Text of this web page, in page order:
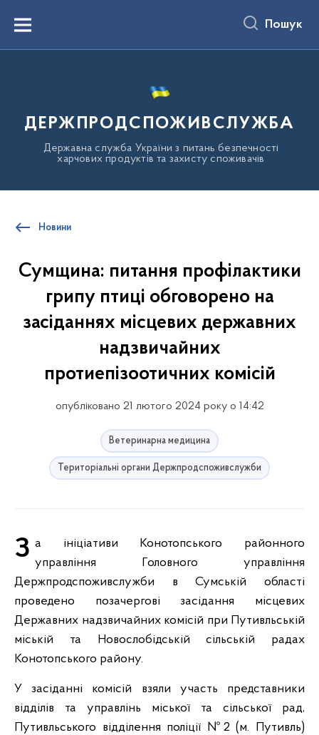
вмістуMenu Пошук
ДЕРЖПРОДСПОЖИВСЛУЖБА
Державна служба України з питань безпечності
харчових продуктів та захисту споживачів
Новини
Сумщина: питання профілактики
грипу птиці обговорено на
засіданнях місцевих державних
надзвичайних
протиепізоотичних комісій
опубліковано 21 лютого 2024 року о 14:42
Ветеринарна медицина
Територіальні органи Держпродспоживслужби
За ініціативи Конотопського районного управління Головного управління
Держпродспоживслужби в Сумській області
проведено позачергові засідання місцевих
Державних надзвичайних комісій при Путивльській
міській та Новослобідській сільській радах
Конотопського району.
У засіданні комісій взяли участь представники
відділів та управлінь міської та сільської рад,
Путивльського відділення поліції №2 (м. Путивль)